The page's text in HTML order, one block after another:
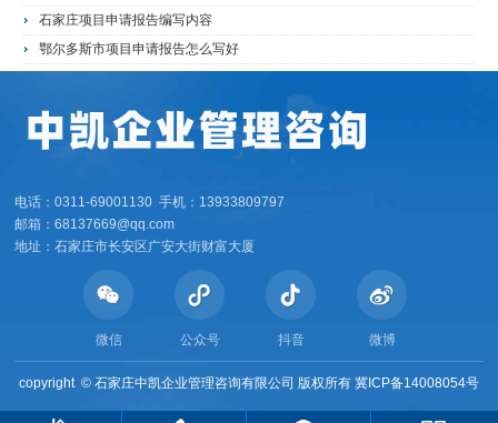
石家庄项目申请报告编写内容
鄂尔多斯市项目申请报告怎么写好
电话：0311-69001130 手机：13933809797
邮箱：68137669@qq.com
地址：石家庄市长安区广安大街财富大厦
微信 公众号 抖音 微博
copyright © 石家庄中凯企业管理咨询有限公司 版权所有 冀ICP备14008054号